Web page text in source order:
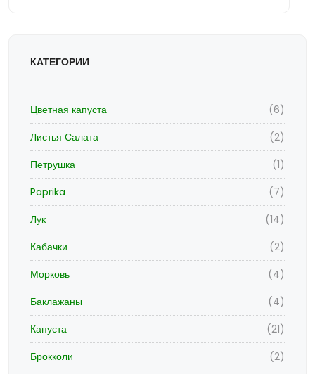
КАТЕГОРИИ
Цветная капуста
(6)
Листья Салата
(2)
Петрушка
(1)
Paprika
(7)
Лук
(14)
Кабачки
(2)
Морковь
(4)
Баклажаны
(4)
Капуста
(21)
Брокколи
(2)